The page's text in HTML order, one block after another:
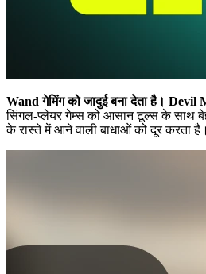
Wand गेमिंग को जादुई बना देता है। Devil
सिंगल-प्लेयर गेम्स को आसान टूल्स के साथ
के रास्ते में आने वाली बाधाओं को दूर करता है।